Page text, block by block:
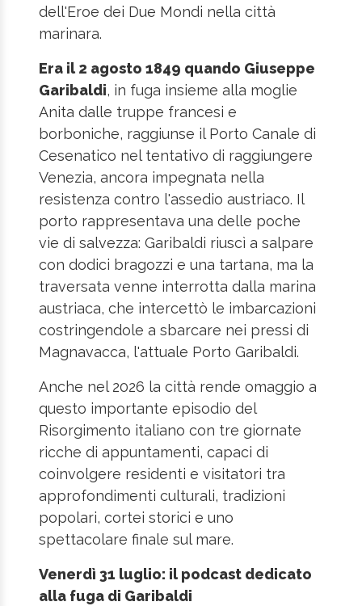
dell'Eroe dei Due Mondi nella città
marinara.
Era il 2 agosto 1849 quando Giuseppe
Garibaldi, in fuga insieme alla moglie
Anita dalle truppe francesi e
borboniche, raggiunse il Porto Canale di
Cesenatico nel tentativo di raggiungere
Venezia, ancora impegnata nella
resistenza contro l'assedio austriaco. Il
porto rappresentava una delle poche
vie di salvezza: Garibaldi riuscì a salpare
con dodici bragozzi e una tartana, ma la
traversata venne interrotta dalla marina
austriaca, che intercettò le imbarcazioni
costringendole a sbarcare nei pressi di
Magnavacca, l'attuale Porto Garibaldi.
Anche nel 2026 la città rende omaggio a
questo importante episodio del
Risorgimento italiano con tre giornate
ricche di appuntamenti, capaci di
coinvolgere residenti e visitatori tra
approfondimenti culturali, tradizioni
popolari, cortei storici e uno
spettacolare finale sul mare.
Venerdì 31 luglio: il podcast dedicato
alla fuga di Garibaldi